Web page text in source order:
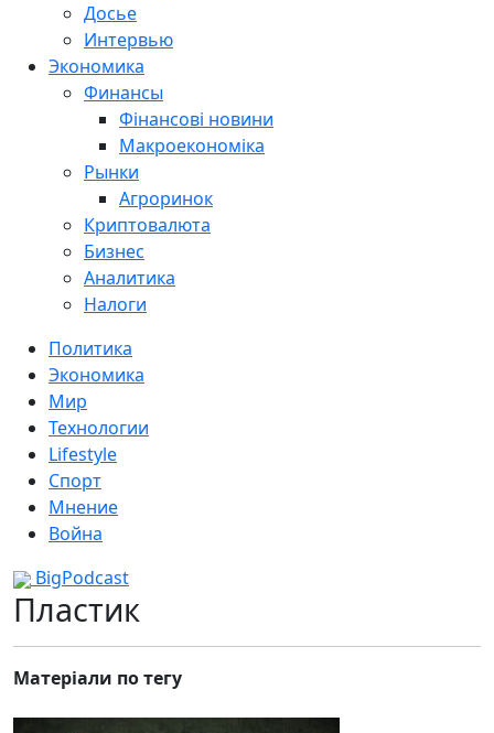
Досье
Интервью
Экономика
Финансы
Фінансові новини
Макроекономіка
Рынки
Агроринок
Криптовалюта
Бизнес
Аналитика
Налоги
Политика
Экономика
Мир
Технологии
Lifestyle
Спорт
Мнение
Война
BigPodcast
Пластик
Матеріали по тегу